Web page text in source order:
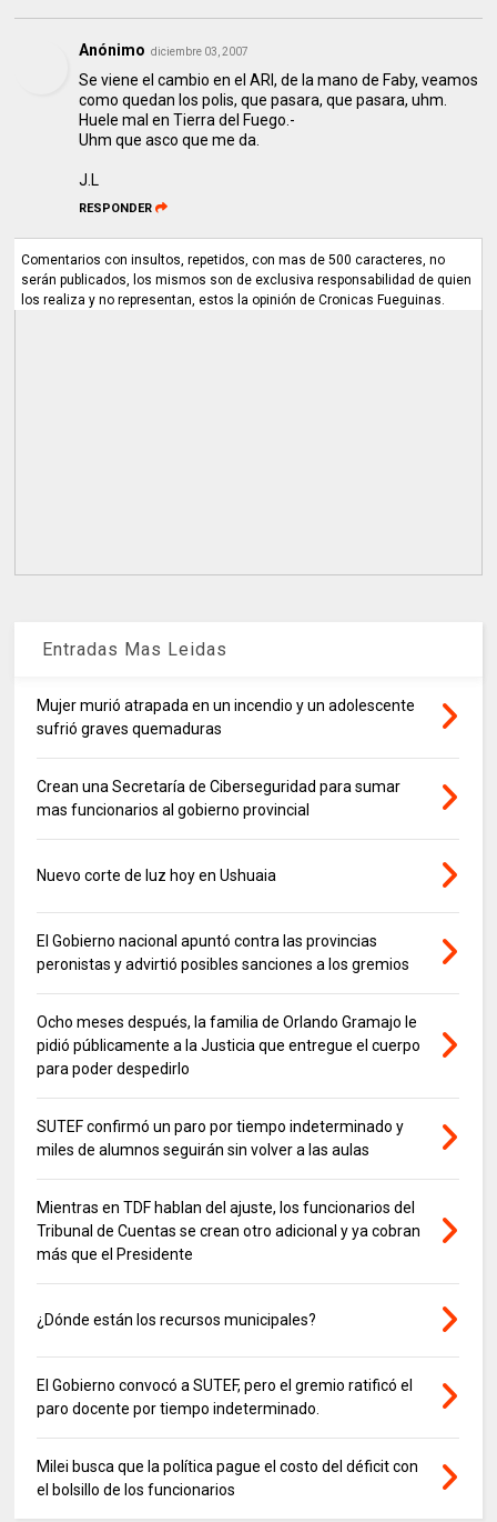
Anónimo diciembre 03, 2007
Se viene el cambio en el ARI, de la mano de Faby, veamos
como quedan los polis, que pasara, que pasara, uhm.
Huele mal en Tierra del Fuego.-
Uhm que asco que me da.
J.L
RESPONDER
Comentarios con insultos, repetidos, con mas de 500 caracteres, no
serán publicados, los mismos son de exclusiva responsabilidad de quien
los realiza y no representan, estos la opinión de Cronicas Fueguinas.
Entradas Mas Leidas
Mujer murió atrapada en un incendio y un adolescente
sufrió graves quemaduras
Crean una Secretaría de Ciberseguridad para sumar
mas funcionarios al gobierno provincial
Nuevo corte de luz hoy en Ushuaia
El Gobierno nacional apuntó contra las provincias
peronistas y advirtió posibles sanciones a los gremios
Ocho meses después, la familia de Orlando Gramajo le
pidió públicamente a la Justicia que entregue el cuerpo
para poder despedirlo
SUTEF confirmó un paro por tiempo indeterminado y
miles de alumnos seguirán sin volver a las aulas
Mientras en TDF hablan del ajuste, los funcionarios del
Tribunal de Cuentas se crean otro adicional y ya cobran
más que el Presidente
¿Dónde están los recursos municipales?
El Gobierno convocó a SUTEF, pero el gremio ratificó el
paro docente por tiempo indeterminado.
Milei busca que la política pague el costo del déficit con
el bolsillo de los funcionarios